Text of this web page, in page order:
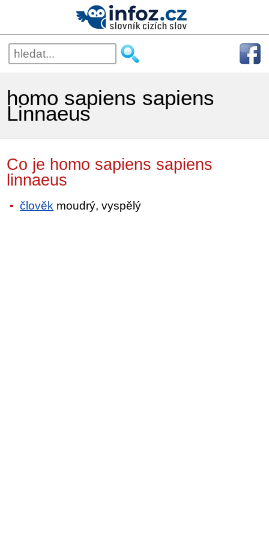
homo sapiens sapiens
Linnaeus
Co je homo sapiens sapiens
linnaeus
člověk moudrý, vyspělý